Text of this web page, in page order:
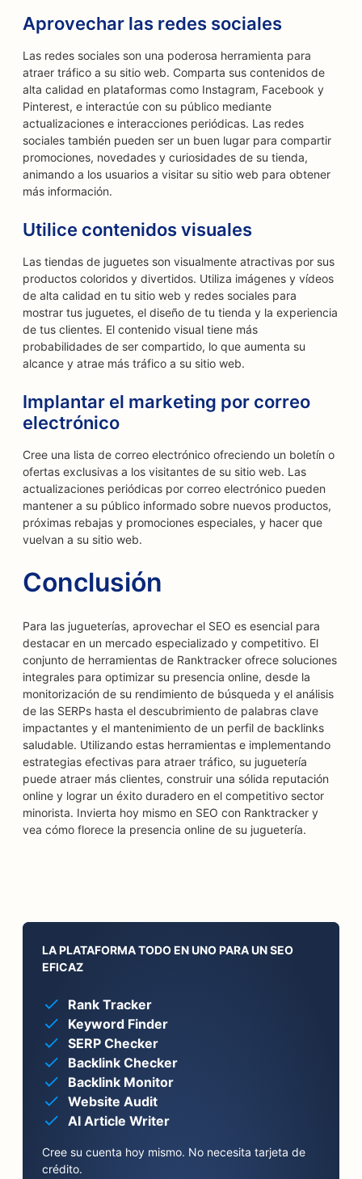
Aprovechar las redes sociales
Las redes sociales son una poderosa herramienta para
atraer tráfico a su sitio web. Comparta sus contenidos de
alta calidad en plataformas como Instagram, Facebook y
Pinterest, e interactúe con su público mediante
actualizaciones e interacciones periódicas. Las redes
sociales también pueden ser un buen lugar para compartir
promociones, novedades y curiosidades de su tienda,
animando a los usuarios a visitar su sitio web para obtener
más información.
Utilice contenidos visuales
Las tiendas de juguetes son visualmente atractivas por sus
productos coloridos y divertidos. Utiliza imágenes y vídeos
de alta calidad en tu sitio web y redes sociales para
mostrar tus juguetes, el diseño de tu tienda y la experiencia
de tus clientes. El contenido visual tiene más
probabilidades de ser compartido, lo que aumenta su
alcance y atrae más tráfico a su sitio web.
Implantar el marketing por correo
electrónico
Cree una lista de correo electrónico ofreciendo un boletín o
ofertas exclusivas a los visitantes de su sitio web. Las
actualizaciones periódicas por correo electrónico pueden
mantener a su público informado sobre nuevos productos,
próximas rebajas y promociones especiales, y hacer que
vuelvan a su sitio web.
Conclusión
Para las jugueterías, aprovechar el SEO es esencial para
destacar en un mercado especializado y competitivo. El
conjunto de herramientas de Ranktracker ofrece soluciones
integrales para optimizar su presencia online, desde la
monitorización de su rendimiento de búsqueda y el análisis
de las SERPs hasta el descubrimiento de palabras clave
impactantes y el mantenimiento de un perfil de backlinks
saludable. Utilizando estas herramientas e implementando
estrategias efectivas para atraer tráfico, su juguetería
puede atraer más clientes, construir una sólida reputación
online y lograr un éxito duradero en el competitivo sector
minorista. Invierta hoy mismo en SEO con Ranktracker y
vea cómo florece la presencia online de su juguetería.
LA PLATAFORMA TODO EN UNO PARA UN SEO
EFICAZ
Rank Tracker
Keyword Finder
SERP Checker
Backlink Checker
Backlink Monitor
Website Audit
AI Article Writer
Cree su cuenta hoy mismo. No necesita tarjeta de
crédito.